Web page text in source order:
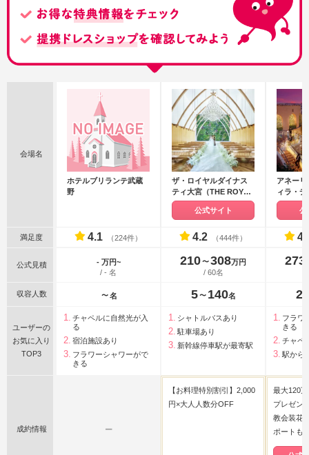
会場名
ホテルブリランテ武蔵
野
ザ・ロイヤルダイナス
ティ大宮（THE ROYAL
DYNASTY OMIYA）
公式サイト
アネー
ィラ・
ュさいた
公
満足度 4.1 （224件） 4.2 （444件）
公式見積
- 万円~
/ - 名
210〜308万円
/ 60名
273
収容人数 〜 名 5 〜 140名 2
ユーザーの
お気に入り
TOP3
チャペルに自然光が入
る
宿泊施設あり
フラワーシャワーがで
きる
シャトルバスあり
駐車場あり
新幹線停車駅が最寄駅
フラワ
きる
チャペ
駅から
成約情報 ー
【お料理特別割引】2,000
円×大人人数分OFF
最大120
プレゼン
教会装花
ポートも